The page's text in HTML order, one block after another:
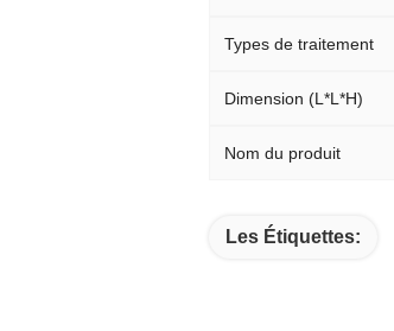
Types de traitement
Dimension (L*L*H)
Nom du produit
Les Étiquettes: